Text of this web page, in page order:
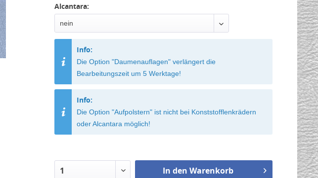
Alcantara:
Info:
Die Option "Daumenauflagen" verlängert die
Bearbeitungszeit um 5 Werktage!
Info:
Die Option "Aufpolstern" ist nicht bei Konststofflenkrädern
oder Alcantara möglich!
In den Warenkorb